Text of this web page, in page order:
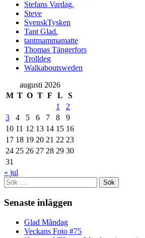
Stefans Vardag.
Steve
SvenskTysken
Tant Glad.
tantmammamatte
Thomas Tängerfors
Trolldeg
Walkaboutsweden
augusti 2026
M T O T F L
S
1
2
3
4 5 6 7 8
9
10 11 12 13 14 15 16
17 18 19 20 21 22 23
24 25 26 27 28 29 30
31
« jul
Sök
efter:
Senaste inläggen
Glad Måndag
Veckans Foto #75